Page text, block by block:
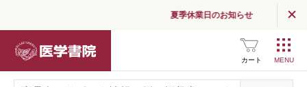
夏季休業日のお知らせ
カート